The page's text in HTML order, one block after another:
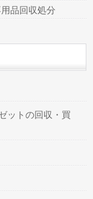
品回収処分
ットの回収・買